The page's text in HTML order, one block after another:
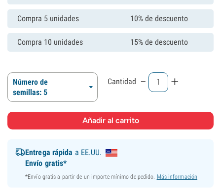
Compra 5 unidades 10% de descuento
Compra 10 unidades 15% de descuento
Número de
semillas: 5
Cantidad - +
Entrega rápida a EE.UU.
Envío gratis*
*Envío gratis a partir de un importe mínimo de pedido. Más información